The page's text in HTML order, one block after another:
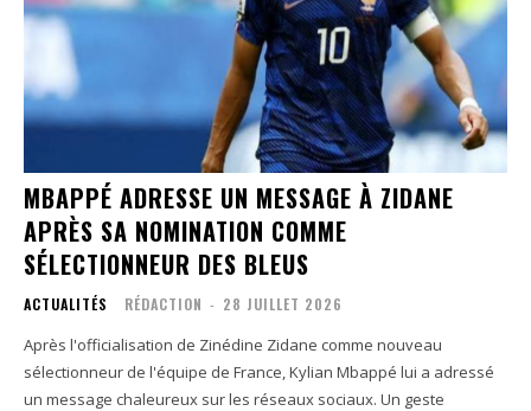
MBAPPÉ ADRESSE UN MESSAGE À ZIDANE
APRÈS SA NOMINATION COMME
SÉLECTIONNEUR DES BLEUS
ACTUALITÉS RÉDACTION - 28 JUILLET 2026
Après l'officialisation de Zinédine Zidane comme nouveau
sélectionneur de l'équipe de France, Kylian Mbappé lui a adressé
un message chaleureux sur les réseaux sociaux. Un geste